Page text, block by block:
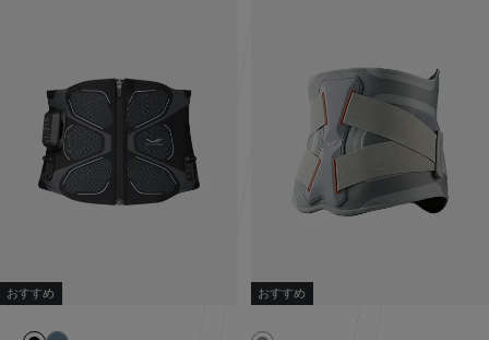
って😉
※天然鉱石を原料とした高純度セラミック（非金属）を練
り込んだ特殊繊維「Mediculation®️（メディキュレーショ
ン）」のこと
他にも、筋肉のハリ・コリの緩和、筋肉の疲れを軽減して
着心地も抜群なんだよー😍
ストレッチがきいていて吸水速乾性もあって
おすすめ おすすめ